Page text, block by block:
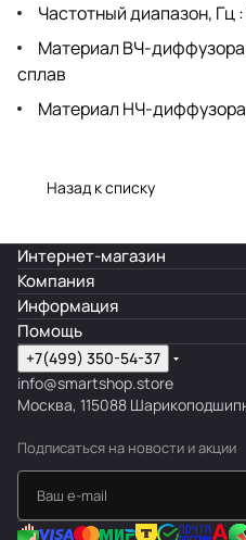
Частотный диапазон, Гц
Материал ВЧ-
сплав
Материал НЧ-
Назад к списку
Интернет-магазин
Компания
Информация
Помощь
+7(499) 350-54-37
info@smartshop.store
Москва, 115088
Подписаться на новости и акции